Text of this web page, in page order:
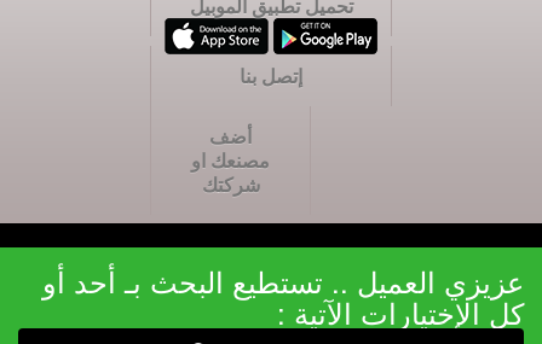
إتصل بنا
أضف
مصنعك او
شركتك
عزيزي العميل .. تستطيع البحث بـ أحد أو
كل الإختيارات الآتية :